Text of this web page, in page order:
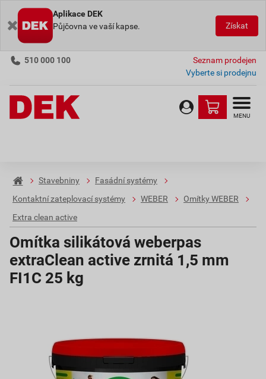
Aplikace DEK
Půjčovna ve vaší kapse.
Získat
510 000 100
Seznam prodejen
Vyberte si prodejnu
MENU
Stavebniny
Fasádní systémy
Kontaktní zateplovací systémy
WEBER
Omítky WEBER
Extra clean active
Omítka silikátová weberpas
extraClean active zrnitá 1,5 mm
FI1C 25 kg